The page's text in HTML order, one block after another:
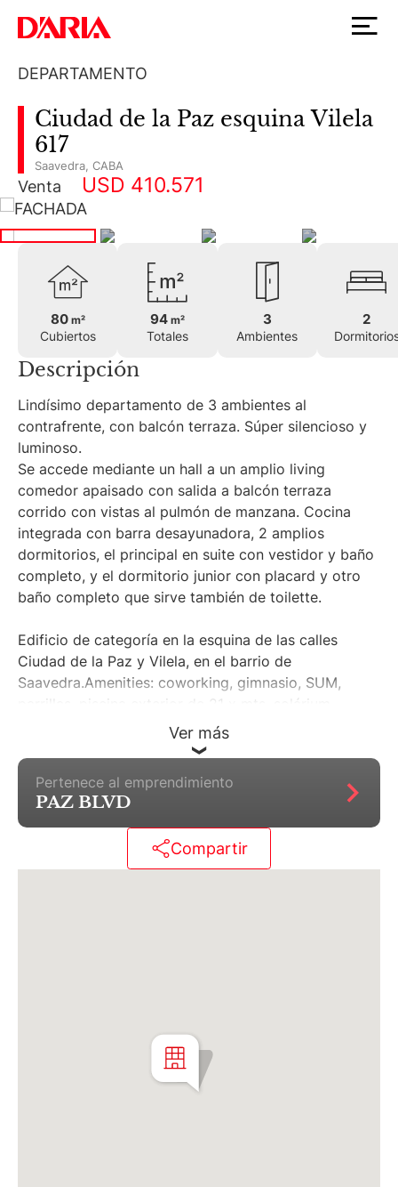
DEPARTAMENTO
Ciudad de la Paz esquina Vilela
617
Saavedra CABA
Venta USD 410.571
80 m²
Cubiertos
94 m²
Totales
3
Ambientes
2
Descripción
Lindísimo departamento de 3 ambientes al
contrafrente, con balcón terraza. Súper silencioso y
luminoso.
Se accede mediante un hall a un amplio living
comedor apaisado con salida a balcón terraza
corrido con vistas al pulmón de manzana. Cocina
integrada con barra desayunadora, 2 amplios
dormitorios, el principal en suite con vestidor y baño
completo, y el dormitorio junior con placard y otro
baño completo que sirve también de toilette.
Edificio de categoría en la esquina de las calles
Ciudad de la Paz y Vilela, en el barrio de
Saavedra.Amenities: coworking, gimnasio, SUM,
parrillas, piscina exterior de 21 x mts, solárium
rodeado de Jardines, pileta semiolímpica cubierta,
piscina para niños, juegos para niños, SPA, laundry,
seguridad 24 hs.
Cochera de compra optativa (no incluida en el
precio) desde U$26.000, o U$34.000 simple con
"Se deja constancia que los m2 son aproximados, al
unidades publicadas están sujetas a disponibilidad.
C. D´Aria S.A. actúa solamente en carácter de
comercializadora de los inmuebles ofrecidos."
Ver más
Pertenece al emprendimiento
PAZ BLVD
Compartir